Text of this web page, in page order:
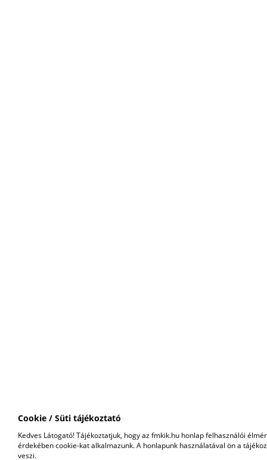
Cookie / Süti tájékoztató
Kedves Látogató! Tájékoztatjuk, hogy az fmkik.hu honlap felhasználói
érdekében cookie-kat alkalmazunk. A honlapunk használatával ön a
veszi.